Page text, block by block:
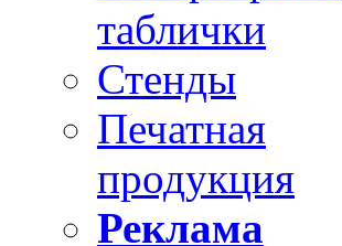
таблички
Стенды
Печатная
продукция
Реклама